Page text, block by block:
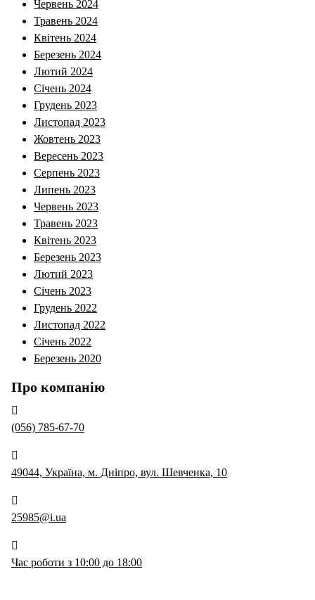
Червень 2024
Травень 2024
Квітень 2024
Березень 2024
Лютий 2024
Січень 2024
Грудень 2023
Листопад 2023
Жовтень 2023
Вересень 2023
Серпень 2023
Липень 2023
Червень 2023
Травень 2023
Квітень 2023
Березень 2023
Лютий 2023
Січень 2023
Грудень 2022
Листопад 2022
Січень 2022
Березень 2020
Про компанію
(056) 785-67-70
49044, Україна, м. Дніпро, вул. Шевченка, 10
25985@i.ua
Час роботи з 10:00 до 18:00